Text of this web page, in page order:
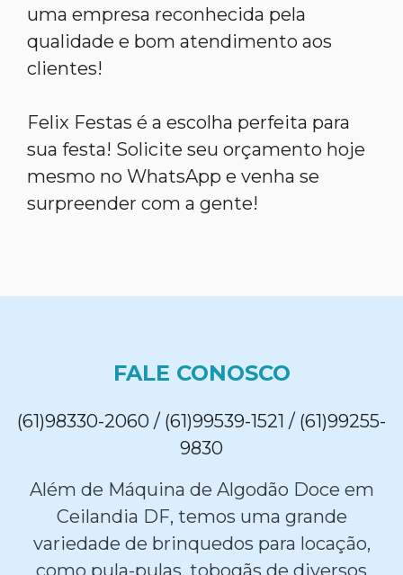
uma empresa reconhecida pela
qualidade e bom atendimento aos
clientes!
Felix Festas é a escolha perfeita para
sua festa! Solicite seu orçamento hoje
mesmo no WhatsApp e venha se
surpreender com a gente!
FALE CONOSCO
(61)98330-2060 / (61)99539-1521 / (61)99255-
9830
Além de Máquina de Algodão Doce em
Ceilandia DF, temos uma grande
variedade de brinquedos para locação,